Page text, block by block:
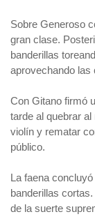
Sobre Generoso
gran clase.
banderillas
aprovechando las
Con Gitano firmó
tarde al quebrar
violín y rematar
público.
La faena
banderillas
de la suerte